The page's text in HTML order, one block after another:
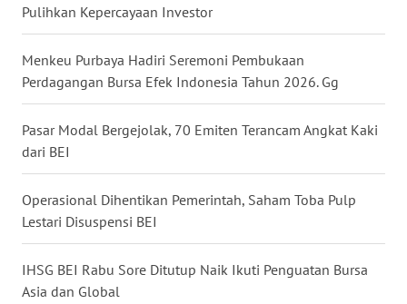
Pulihkan Kepercayaan Investor
Menkeu Purbaya Hadiri Seremoni Pembukaan
Perdagangan Bursa Efek Indonesia Tahun 2026. Gg
Pasar Modal Bergejolak, 70 Emiten Terancam Angkat Kaki
dari BEI
Operasional Dihentikan Pemerintah, Saham Toba Pulp
Lestari Disuspensi BEI
IHSG BEI Rabu Sore Ditutup Naik Ikuti Penguatan Bursa
Asia dan Global
WN
WN
DAIRI
WN
DANAU
TOBA